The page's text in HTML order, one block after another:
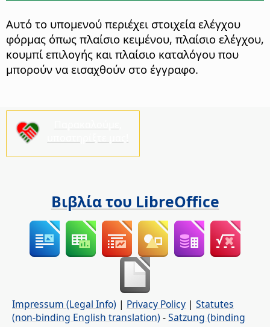
Αυτό το υπομενού περιέχει στοιχεία ελέγχου
φόρμας όπως πλαίσιο κειμένου, πλαίσιο ελέγχου,
κουμπί επιλογής και πλαίσιο καταλόγου που
μπορούν να εισαχθούν στο έγγραφο.
Βιβλία του LibreOffice
Impressum (Legal Info) | Privacy Policy | Statutes
(non-binding English translation) -Satzung (binding